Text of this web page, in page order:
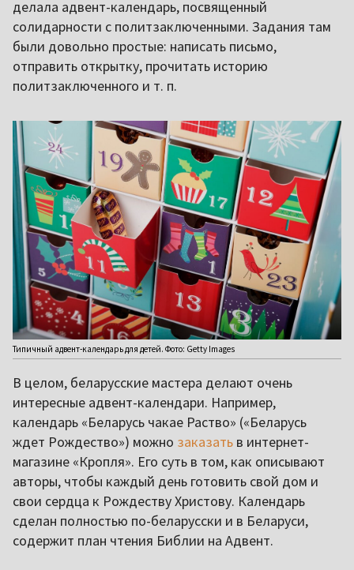
делала адвент-календарь, посвященный
солидарности с политзаключенными. Задания там
были довольно простые: написать письмо,
отправить открытку, прочитать историю
политзаключенного и т. п.
Типичный адвент-календарь для детей. Фото: Getty Images
В целом, беларусские мастера делают очень
интересные адвент-календари. Например,
календарь «Беларусь чакае Раство» («Беларусь
ждет Рождество») можно заказать в интернет-
магазине «Кропля». Его суть в том, как описывают
авторы, чтобы каждый день готовить свой дом и
свои сердца к Рождеству Христову. Календарь
сделан полностью по-беларусски и в Беларуси,
содержит план чтения Библии на Адвент.